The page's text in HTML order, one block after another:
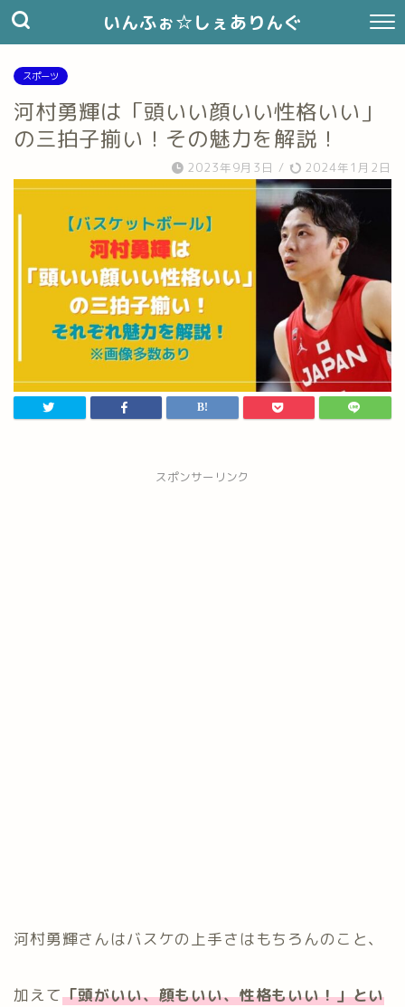
いんふぉ☆しぇありんぐ
スポーツ
河村勇輝は「頭いい顔いい性格いい」
の三拍子揃い！その魅力を解説！
2023年9月3日 / 2024年1月2日
スポンサーリンク
河村勇輝さんはバスケの上手さはもちろんのこと、
加えて「頭がいい、顔もいい、性格もいい！」とい